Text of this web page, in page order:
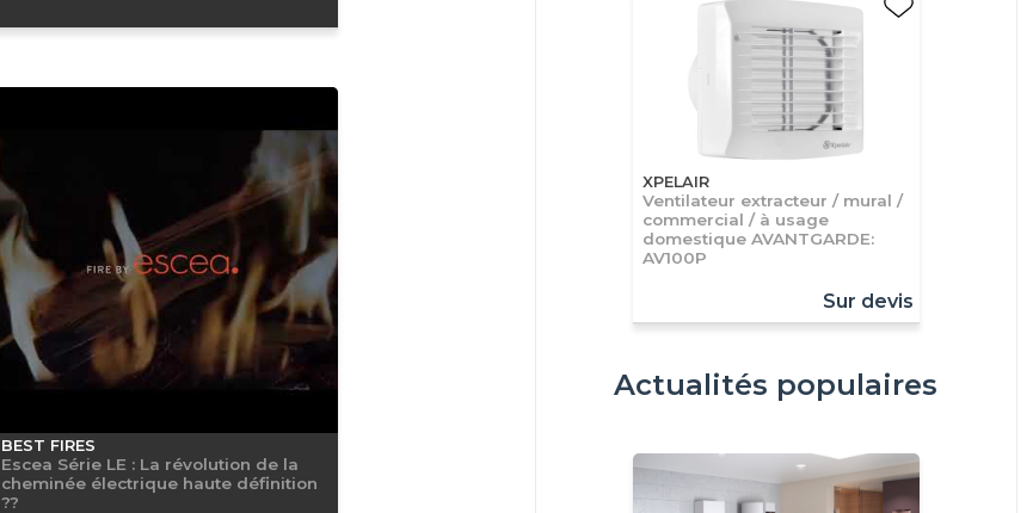
BEST FIRES
Escea Série LE : La révolution de la
cheminée électrique haute définition
??
XPELAIR
Ventilateur extracteur / mural /
commercial / à usage
domestique AVANTGARDE:
AV100P
Sur devis
Actualités populaires